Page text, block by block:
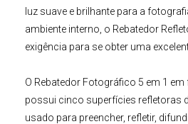
luz suave e brilhante para a
ambiente interno, o Rebatedor
exigência para se obter uma
O Rebatedor Fotográfico 5 em 1 em
possui cinco superfícies refletoras
usado para preencher, refletir,